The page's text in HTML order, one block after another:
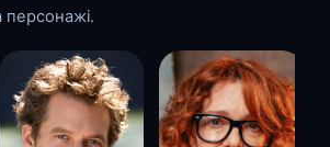
персонажі.